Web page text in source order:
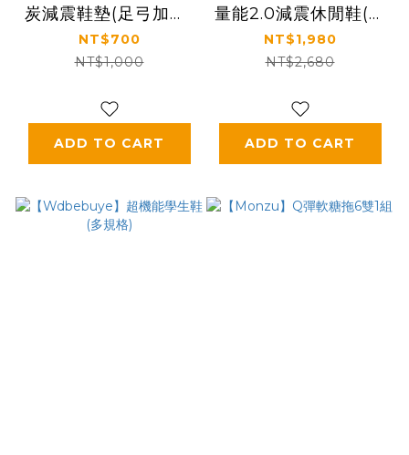
炭減震鞋墊(足弓加強)
(多規格)
NT$700
NT$1,000
ADD TO CART
量能2.0減震休閒鞋(多
規格)
NT$1,980
NT$2,680
ADD TO CART